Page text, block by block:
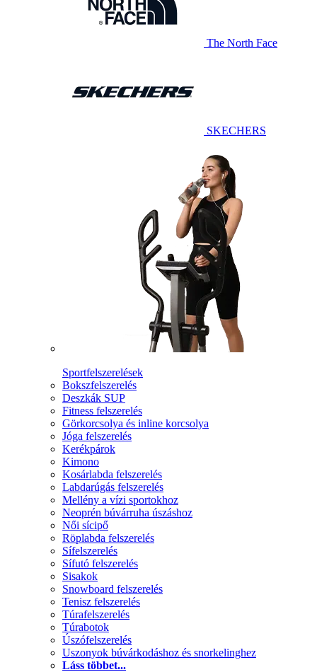
The North Face
SKECHERS
Sportfelszerelések
Bokszfelszerelés
Deszkák SUP
Fitness felszerelés
Görkorcsolya és inline korcsolya
Jóga felszerelés
Kerékpárok
Kimono
Kosárlabda felszerelés
Labdarúgás felszerelés
Mellény a vízi sportokhoz
Neoprén búvárruha úszáshoz
Női sícipő
Röplabda felszerelés
Sífelszerelés
Sífutó felszerelés
Sisakok
Snowboard felszerelés
Tenisz felszerelés
Túrafelszerelés
Túrabotok
Úszófelszerelés
Uszonyok búvárkodáshoz és snorkelinghez
Láss többet...